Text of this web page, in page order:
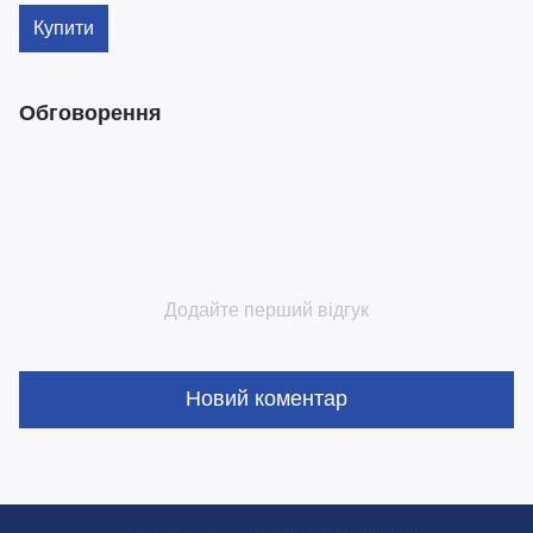
Купити
Обговорення
Додайте перший відгук
Новий коментар